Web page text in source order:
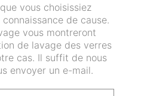
vous choisissiez
de cause.
vous montreront
de lavage des verres
cas. Il suffit de nous
envoyer un e-mail.